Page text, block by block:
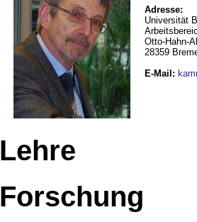
Adresse:
Universität
Otto-Hahn-
28359
E-Mail :
Lehre
Forschung